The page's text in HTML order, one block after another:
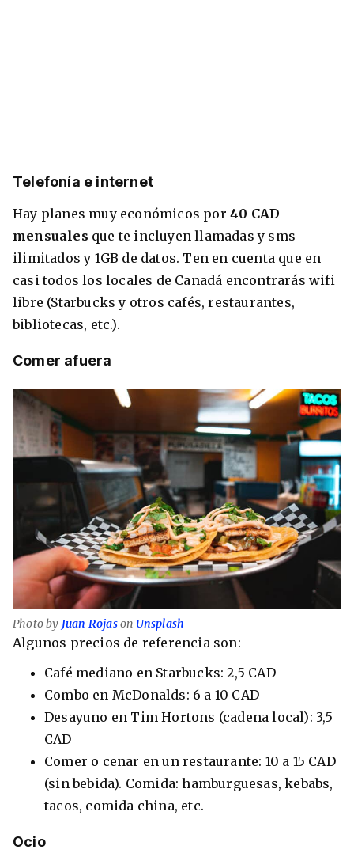
Telefonía e internet
Hay planes muy económicos por 40 CAD
mensuales que te incluyen llamadas y sms
ilimitados y 1GB de datos. Ten en cuenta que en
casi todos los locales de Canadá encontrarás wifi
libre (Starbucks y otros cafés, restaurantes,
bibliotecas, etc.).
Comer afuera
Photo by Juan Rojason Unsplash
Algunos precios de referencia son:
Café mediano en Starbucks: 2,5 CAD
Combo en McDonalds: 6 a 10 CAD
Desayuno en Tim Hortons (cadena local): 3,5
CAD
Comer o cenar en un restaurante: 10 a 15 CAD
(sin bebida). Comida: hamburguesas, kebabs,
tacos, comida china, etc.
Ocio